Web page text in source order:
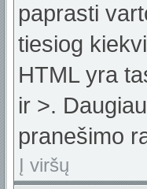
paprasti
tiesiog
HTML yra
ir >.
pranešimo
Į viršų